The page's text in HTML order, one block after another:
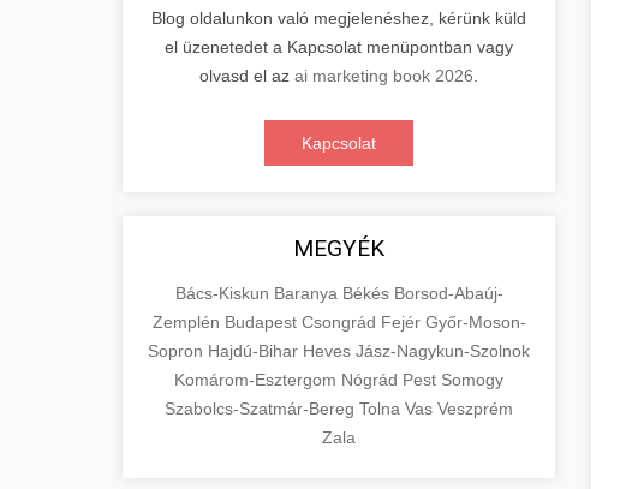
Blog oldalunkon való megjelenéshez, kérünk küld
el üzenetedet a Kapcsolat menüpontban vagy
olvasd el az ai marketing book 2026
Kapcsolat
MEGYÉK
Bács-Kiskun Baranya Békés Borsod-Abaúj-
Zemplén Budapest Csongrád Fejér Győr-Moson-
Sopron Hajdú-Bihar Heves Jász-Nagykun-Szolnok
Komárom-Esztergom Nógrád Pest Somogy
Szabolcs-Szatmár-Bereg Tolna Vas Veszprém
Zala